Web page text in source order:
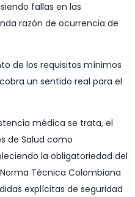
fallas en las
razón de ocurrencia de
de los requisitos mínimos
un sentido real para el
médica se trata, el
de Salud como
la obligatoriedad del
Técnica Colombiana
explícitas de seguridad